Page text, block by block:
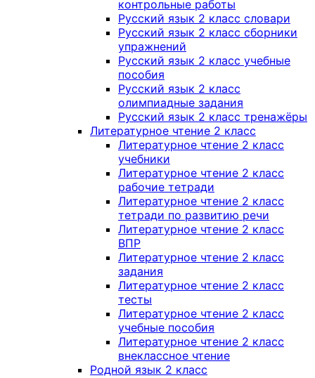
контрольные работы
Русский язык 2 класс словари
Русский язык 2 класс сборники
упражнений
Русский язык 2 класс учебные
пособия
Русский язык 2 класс
олимпиадные задания
Русский язык 2 класс тренажёры
Литературное чтение 2 класс
Литературное чтение 2 класс
учебники
Литературное чтение 2 класс
рабочие тетради
Литературное чтение 2 класс
тетради по развитию речи
Литературное чтение 2 класс
ВПР
Литературное чтение 2 класс
задания
Литературное чтение 2 класс
тесты
Литературное чтение 2 класс
учебные пособия
Литературное чтение 2 класс
внеклассное чтение
Родной язык 2 класс